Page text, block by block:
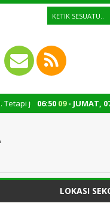
06:50 10- JUMAT,
mengingatkan kita
LOKASI